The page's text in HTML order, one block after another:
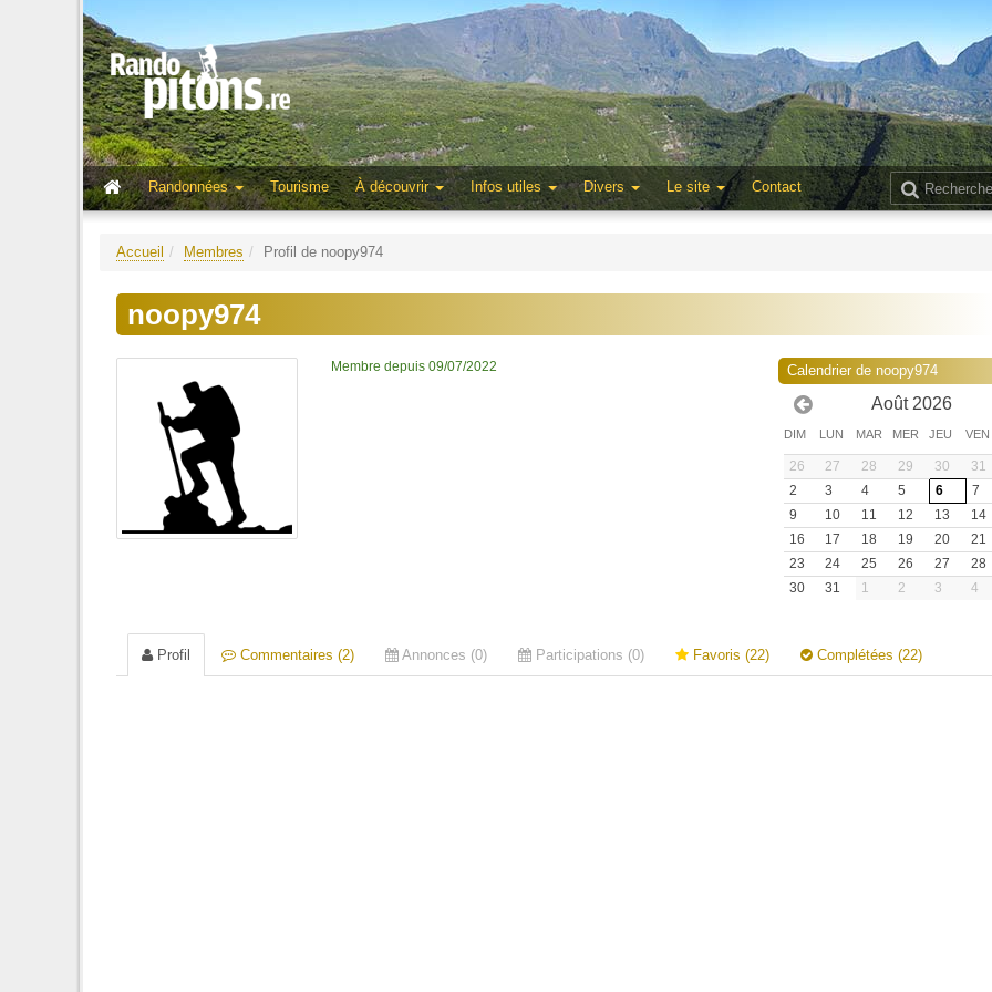
Randonnées
Tourisme À découvrir Infos utiles Divers Le site Contact
Accueil Membres Profil de noopy974
noopy974
Membre depuis 09/07/2022 Calendrier de noopy974
Août 2026
DIM LUN MAR MER JEU VEN
26 27 28 29 30 31
2
3 4 5 6 7
9
10 11 12 13 14
16
17 18 19 20 21
23
24 25 26 27 28
30
31 1 2 3 4
Profil Commentaires (2) Annonces (0) Participations (0) Favoris (22) Complétées (22)